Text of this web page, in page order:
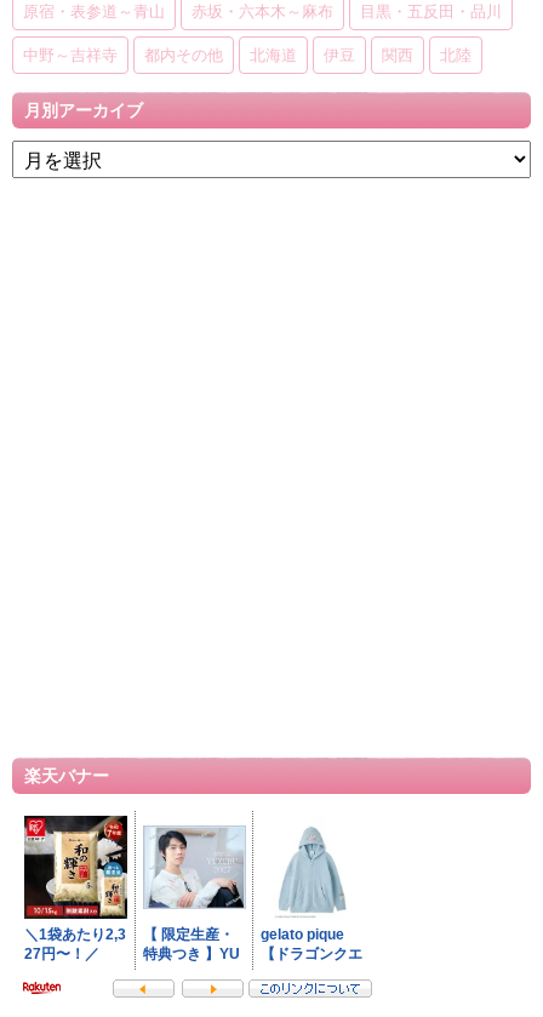
原宿・表参道～青山 赤坂・六本木～麻布 目黒・五反田・品川
中野～吉祥寺 都内その他 北海道 伊豆 関西 北陸
月別アーカイブ
楽天バナー